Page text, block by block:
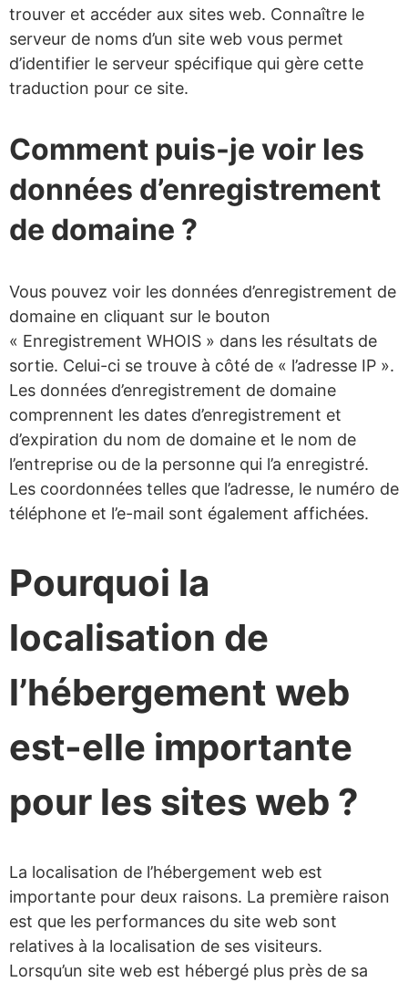
trouver et accéder aux sites web. Connaître le
serveur de noms d’un site web vous permet
d’identifier le serveur spécifique qui gère cette
traduction pour ce site.
Comment puis-je voir les
données d’enregistrement
de domaine ?
Vous pouvez voir les données d’enregistrement de
domaine en cliquant sur le bouton
« Enregistrement WHOIS » dans les résultats de
sortie. Celui-ci se trouve à côté de « l’adresse IP ».
Les données d’enregistrement de domaine
comprennent les dates d’enregistrement et
d’expiration du nom de domaine et le nom de
l’entreprise ou de la personne qui l’a enregistré.
Les coordonnées telles que l’adresse, le numéro de
téléphone et l’e-mail sont également affichées.
Pourquoi la
localisation de
l’hébergement web
est-elle importante
pour les sites web ?
La localisation de l’hébergement web est
importante pour deux raisons. La première raison
est que les performances du site web sont
relatives à la localisation de ses visiteurs.
Lorsqu’un site web est hébergé plus près de sa